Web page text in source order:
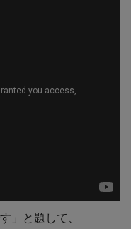
」と題して、